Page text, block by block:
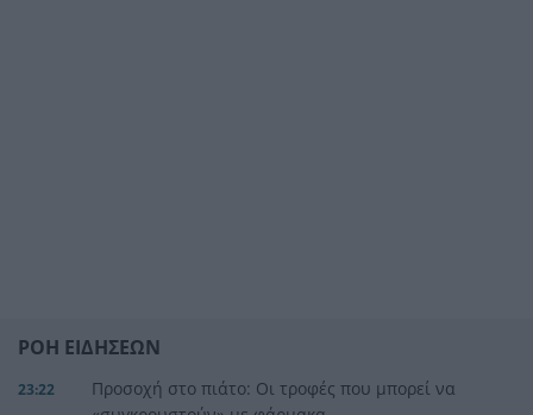
ΡΟΗ ΕΙΔΗΣΕΩΝ
23:22
Προσοχή στο πιάτο: Οι τροφές που μπορεί να